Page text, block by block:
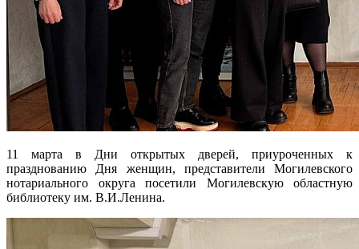
11 марта в Дни открытых дверей, приуроченных к
празднованию Дня женщин, представители Могилевского
нотариального округа посетили Могилевскую областную
библиотеку им. В.И.Ленина.